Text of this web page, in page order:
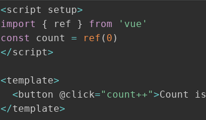
<script setup>
import
{ ref } from
'vue'
const
count = ref ( 0 )
</script>
<template>
<button @click="count++">Count is
</template>